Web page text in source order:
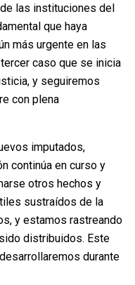
las instituciones del
que haya
más urgente en las
caso que se inicia
y seguiremos
con plena
imputados,
continúa en curso y
otros hechos y
sustraídos de la
y estamos rastreando
distribuidos. Este
durante